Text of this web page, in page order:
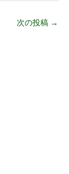
次の投稿 →